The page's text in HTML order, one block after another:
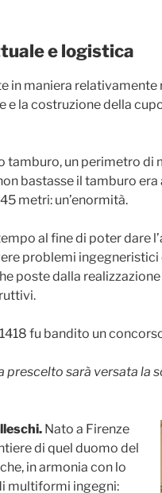
e logistica
in maniera relativamente
la costruzione della
un perimetro di
bastasse il tamburo
metri: un’enormità.
al fine di poter dare
problemi
poste dalla
fu bandito un
sarà versata la
Nato a Firenze
di quel duomo del
in armonia con lo
multiformi ingegni: